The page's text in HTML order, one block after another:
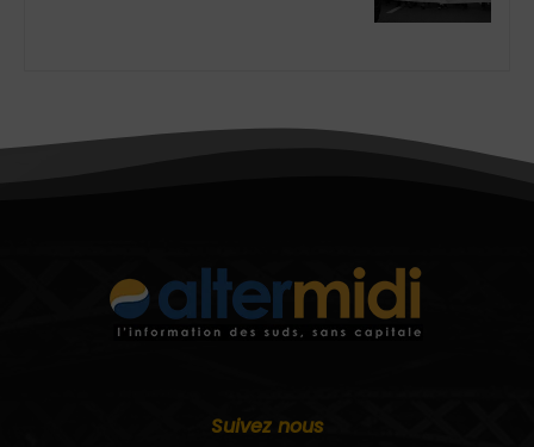
Suivez nous